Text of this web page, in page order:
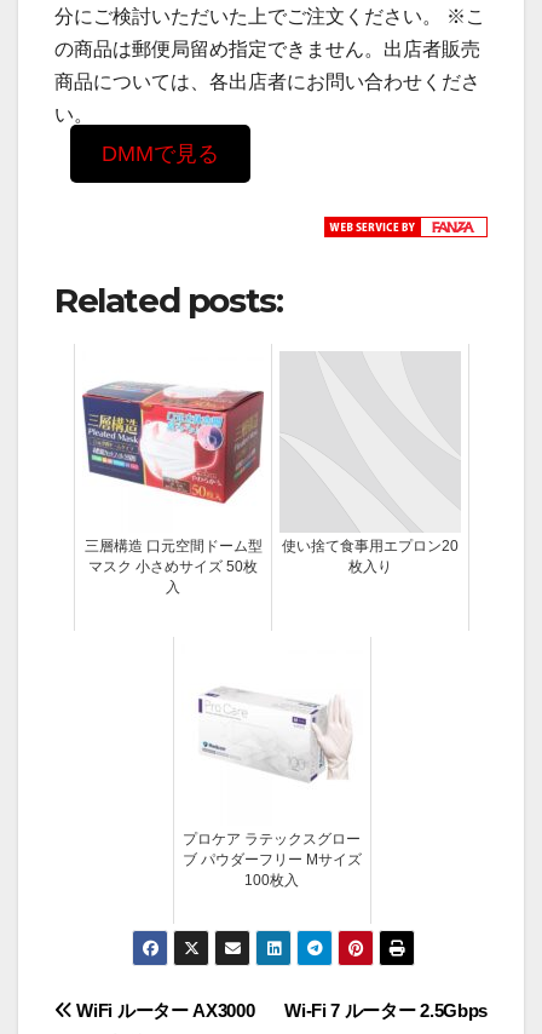
分にご検討いただいた上でご注文ください。 ※こ
の商品は郵便局留め指定できません。出店者販売
商品については、各出店者にお問い合わせくださ
い。
DMMで見る
Related posts:
三層構造 口元空間ドーム型
マスク 小さめサイズ 50枚
入
使い捨て食事用エプロン20
枚入り
プロケア ラテックスグロー
ブ パウダーフリー Mサイズ
100枚入
投
Wi-Fi 7 ルーター 2.5Gbps
WiFi ルーター AX3000